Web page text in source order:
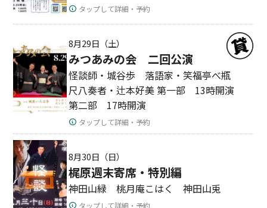
タップして詳細・予約
8月29日（土）
みつあみの会 二回公演
怪談師・城谷歩 落語家・笑福亭べ瓶
尺八奏者・辻本好美 第一部 13時開演
第二部 17時開演
タップして詳細・予約
8月30日（日）
梶原週末寄席・特別編
神田山緑 桃月庵こはく 神田山兎
タップして詳細・予約